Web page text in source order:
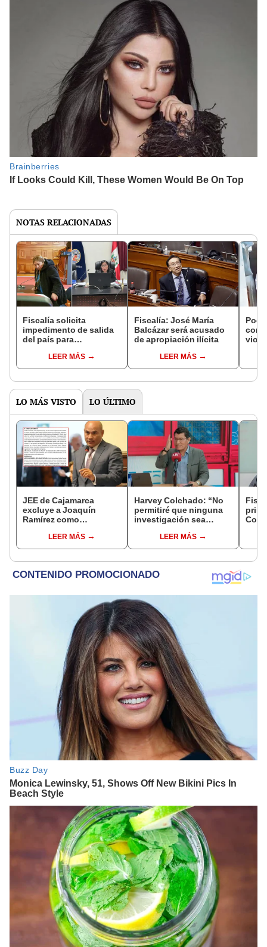
NOTAS RELACIONADAS
Fiscalía solicita
impedimento de salida
del país para
presunto tráfico de
bebés en Cusco
LEER MÁS
Fiscalía: José María
Balcázar será acusado
de apropiación ilícita
LEER MÁS
LO MÁS VISTO LO ÚLTIMO
JEE de Cajamarca
excluye a Joaquín
Ramírez como
regional por ocultar
sentencia
LEER MÁS
Harvey Colchado: “No
permitiré que ninguna
investigación sea
política”LEER MÁS